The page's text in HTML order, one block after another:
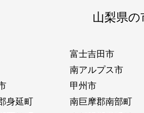
山梨県
富士吉田市
南アルプス市
甲州市
身延町
南巨摩郡南部町